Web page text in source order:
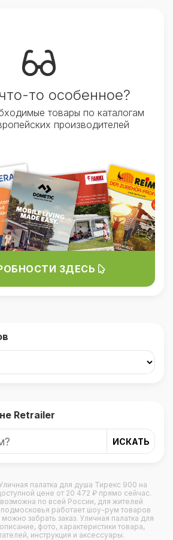
то особенное?
товары по каталогам
производителей
ЗДЕСЬ
Retrailer
палатка для душа Тирекс 900 на
цене от 20 472 ₽ прямо сейчас.
возможна по всей России, для жителей
работает шоу-рум товаров
забрать заказ. Уличная палатка для
фото, характеристики товара,
инструкция и аксессуары.